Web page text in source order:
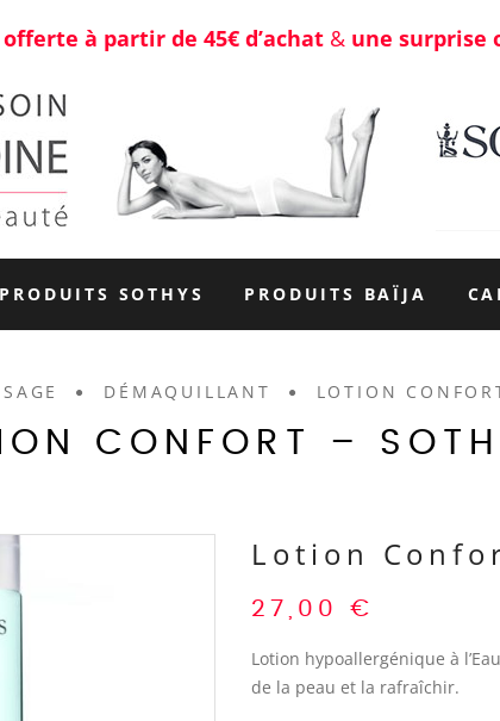
à partir de 45€ d’achat & une surprise
PRODUITS SOTHYS PRODUITS BAÏJA
DÉMAQUILLANT LOTION
CONFORT –
Lotion
27,00 €
Lotion hypoallergénique à
de la peau et la rafraîchir.